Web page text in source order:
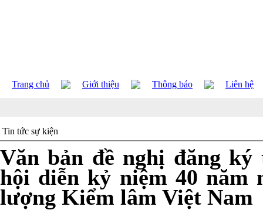
Trang chủ Giới thiệu Thông báo Liên hệ
Tin tức sự kiện
Văn bản đề nghị đăng
hội diễn kỷ niệm 40 năm
lượng Kiểm lâm Việt Nam